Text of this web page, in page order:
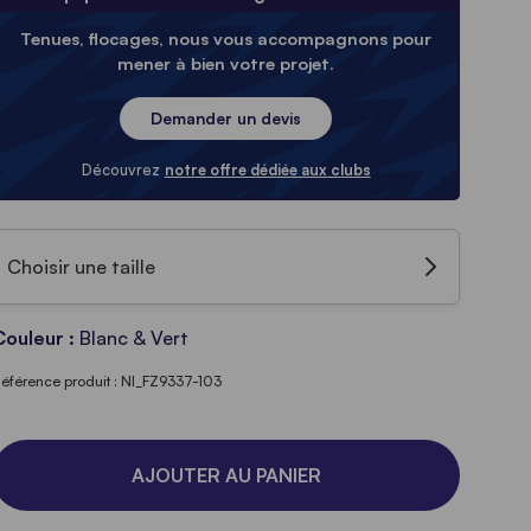
Tenues, flocages, nous vous accompagnons pour
mener à bien votre projet.
Demander un devis
Découvrez notre offre dédiée aux clubs
Choisir une taille
: Blanc & Vert
produit : NI_FZ9337-103
AJOUTER AU PANIER